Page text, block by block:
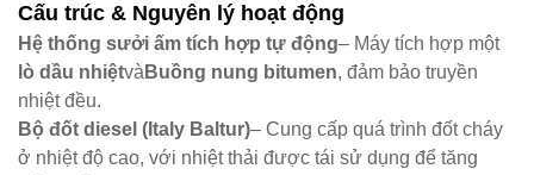
Cấu trúc & Nguyên lý hoạt động
Hệ thống sưởi ấm tích hợp tự động– Máy tích hợp một ​
lò dầu nhiệtvà Buồng nung bitumen, đảm bảo truyền
nhiệt đều.
Bộ đốt diesel (Italy Baltur)– Cung cấp quá trình đốt cháy
ở nhiệt độ cao, với nhiệt thải được tái sử dụng để tăng